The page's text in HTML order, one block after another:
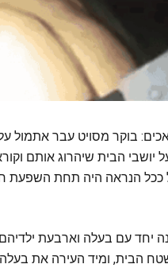
בוקר מסויט עבר אתמול
יושבי הבית שיהרוג אותם
ככל הנראה היה תחת
שחיה בלוס אנג'לס כבר 13 שנה יחד עם
הבית, ומיד העירה את